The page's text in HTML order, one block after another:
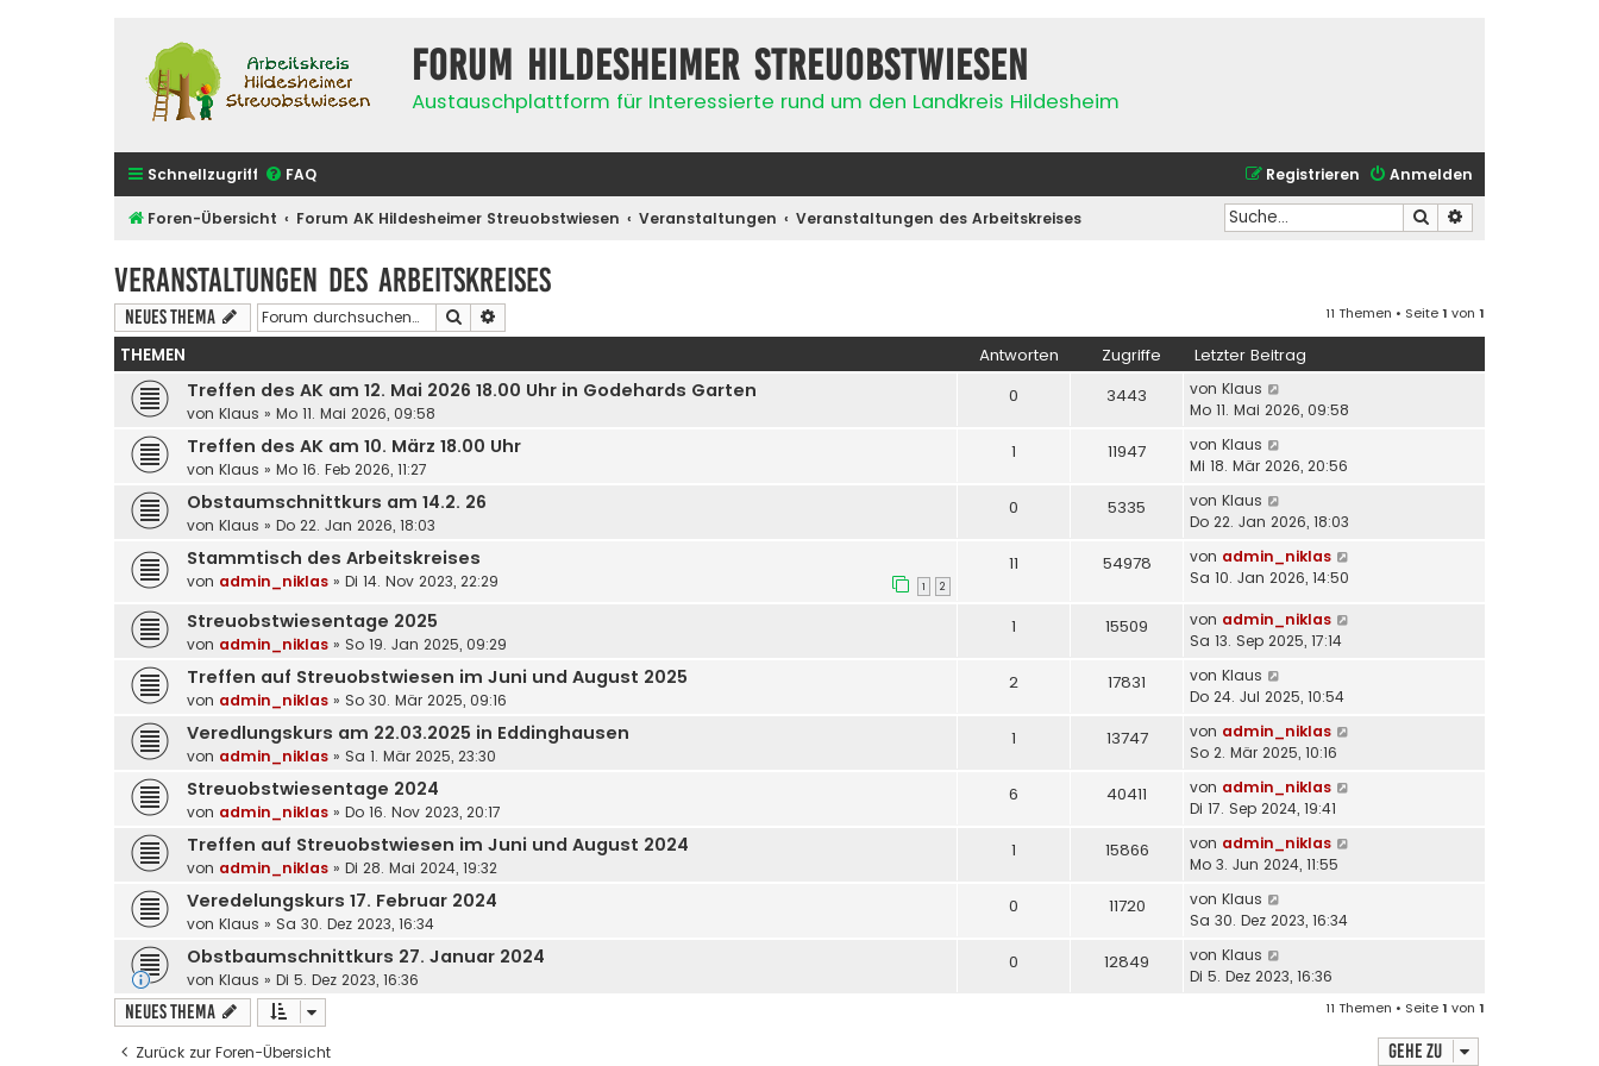
Forum Hildesheimer Streuobstwiesen
Austauschplattform für Interessierte rund um den Landkreis Hildesheim
Schnellzugriff FAQ Anmelden
Registrieren
Foren-Übersicht Forum AK Hildesheimer Streuobstwiesen Veranstaltungen Veranstaltungen des Arbeitskreises Suche
Veranstaltungen des Arbeitskreises
Neues Thema Suche 11 Themen • Seite1 von 1
THEMEN Antworten Zugriffe Letzter Beitrag
Treffen des AK am 12. Mai 2026 18.00 Uhr in Godehards Garten
von Klaus » Mo 11. Mai 2026, 09:58
0 3443 von Klaus
Mo 11. Mai 2026, 09:58
Treffen des AK am 10. März 18.00 Uhr
von Klaus » Mo 16. Feb 2026, 11:27
1 11947 von Klaus
Mi 18. Mär 2026, 20:56
Obstaumschnittkurs am 14.2. 26
von Klaus » Do 22. Jan 2026, 18:03
0 5335 von Klaus
Do 22. Jan 2026, 18:03
Stammtisch des Arbeitskreises
von admin_niklas » Di 14. Nov 2023, 22:29 1 2
11 54978 von admin_niklas
Sa 10. Jan 2026, 14:50
Streuobstwiesentage 2025
von admin_niklas » So 19. Jan 2025, 09:29
1 15509 von admin_niklas
Sa 13. Sep 2025, 17:14
Treffen auf Streuobstwiesen im Juni und August 2025
von admin_niklas » So 30. Mär 2025, 09:16
2 17831 von Klaus
Do 24. Jul 2025, 10:54
Veredlungskurs am 22.03.2025 in Eddinghausen
von admin_niklas » Sa 1. Mär 2025, 23:30
1 13747 von admin_niklas
So 2. Mär 2025, 10:16
Streuobstwiesentage 2024
von admin_niklas » Do 16. Nov 2023, 20:17
6 40411 von admin_niklas
Di 17. Sep 2024, 19:41
Treffen auf Streuobstwiesen im Juni und August 2024
von admin_niklas » Di 28. Mai 2024, 19:32
1 15866 von admin_niklas
Mo 3. Jun 2024, 11:55
Veredelungskurs 17. Februar 2024
von Klaus » Sa 30. Dez 2023, 16:34
0 11720 von Klaus
Sa 30. Dez 2023, 16:34
Obstbaumschnittkurs 27. Januar 2024
von Klaus » Di 5. Dez 2023, 16:36
0 12849 von Klaus
Di 5. Dez 2023, 16:36
Neues Thema 11 Themen • Seite1 von 1
Zurück zur Foren-Übersicht Gehe zu